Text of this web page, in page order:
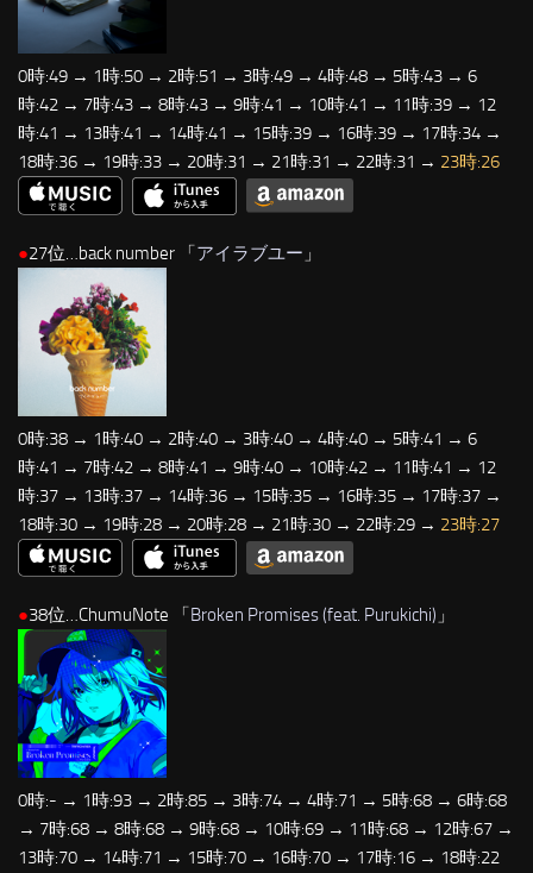
0時:49 → 1時:50 → 2時:51 → 3時:49 → 4時:48 → 5時:43 → 6
時:42 → 7時:43 → 8時:43 → 9時:41 → 10時:41 → 11時:39 → 12
時:41 → 13時:41 → 14時:41 → 15時:39 → 16時:39 → 17時:34 →
18時:36 → 19時:33 → 20時:31 → 21時:31 → 22時:31 → 23時:26
●27位…back number 「アイラブユー 」
0時:38 → 1時:40 → 2時:40 → 3時:40 → 4時:40 → 5時:41 → 6
時:41 → 7時:42 → 8時:41 → 9時:40 → 10時:42 → 11時:41 → 12
時:37 → 13時:37 → 14時:36 → 15時:35 → 16時:35 → 17時:37 →
18時:30 → 19時:28 → 20時:28 → 21時:30 → 22時:29 → 23時:27
●38位…ChumuNote 「Broken Promises (feat. Purukichi) 」
0時:- → 1時:93 → 2時:85 → 3時:74 → 4時:71 → 5時:68 → 6時:68
→ 7時:68 → 8時:68 → 9時:68 → 10時:69 → 11時:68 → 12時:67 →
13時:70 → 14時:71 → 15時:70 → 16時:70 → 17時:16 → 18時:22